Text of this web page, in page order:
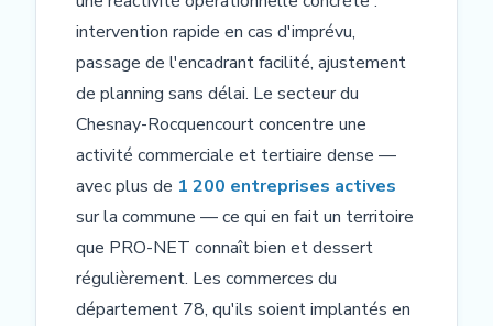
intervention rapide en cas d'imprévu,
passage de l'encadrant facilité, ajustement
de planning sans délai. Le secteur du
Chesnay-Rocquencourt concentre une
activité commerciale et tertiaire dense —
avec plus de 1 200 entreprises actives
sur la commune — ce qui en fait un territoire
que PRO-NET connaît bien et dessert
régulièrement. Les commerces du
département 78, qu'ils soient implantés en